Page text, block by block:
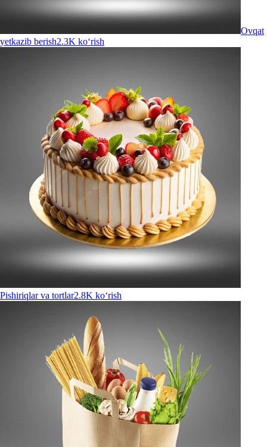
Ovqat
yetkazib berish2.3K ko‘rish
Pishiriqlar va tortlar2.8K ko‘rish